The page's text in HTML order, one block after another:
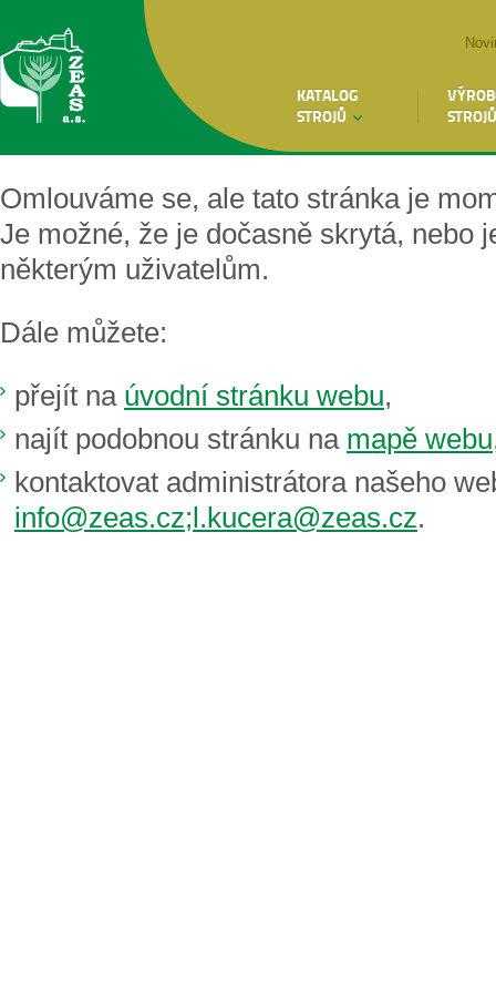
KATALOG
STROJŮ
STROJŮ
Omlouváme se, ale tato stránka je
Je možné, že je dočasně skrytá, nebo
některým uživatelům.
Dále můžete:
přejít na úvodní stránku webu,
najít podobnou stránku na mapě webu
kontaktovat administrátora našeho
info@zeas.cz;l.kucera@zeas.cz.